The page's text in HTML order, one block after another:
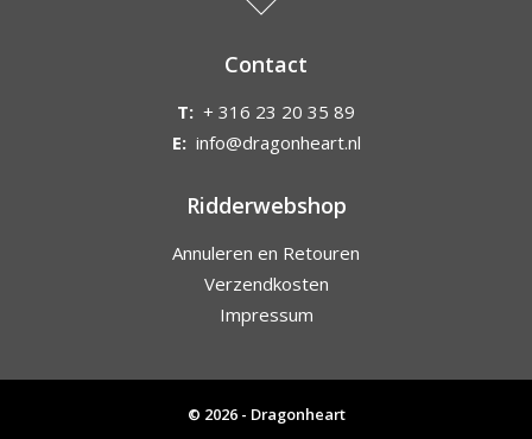
Contact
T: + 316 23 20 35 89
E: info@dragonheart.nl
Ridderwebshop
Annuleren en Retouren
Verzendkosten
Impressum
© 2026 - Dragonheart